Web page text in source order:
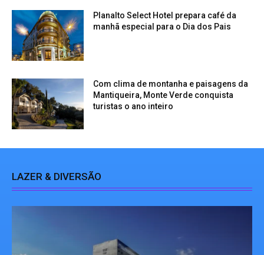
Planalto Select Hotel prepara café da
manhã especial para o Dia dos Pais
Com clima de montanha e paisagens da
Mantiqueira, Monte Verde conquista
turistas o ano inteiro
LAZER & DIVERSÃO